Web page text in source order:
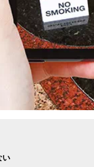
い